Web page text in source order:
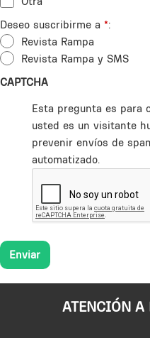
Deseo suscribirme a *
Revista Rampa
Revista Rampa y SMS
CAPTCHA
Esta pregunta es para
usted es un visitante
prevenir envíos de
automatizado.
ATENCIÓN